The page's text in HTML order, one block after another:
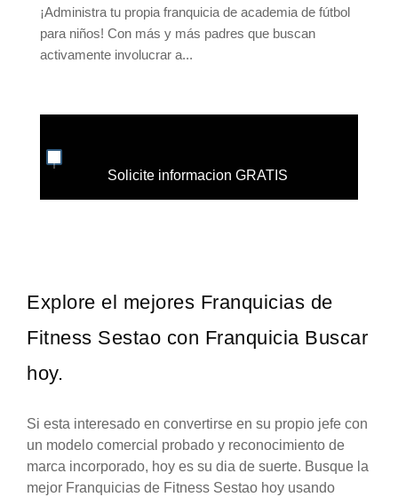
¡Administra tu propia franquicia de academia de fútbol
para niños! Con más y más padres que buscan
activamente involucrar a...
Solicite informacion GRATIS
Explore el mejores Franquicias de
Fitness Sestao con Franquicia Buscar
hoy.
Si esta interesado en convertirse en su propio jefe con
un modelo comercial probado y reconocimiento de
marca incorporado, hoy es su dia de suerte. Busque la
mejor Franquicias de Fitness Sestao hoy usando